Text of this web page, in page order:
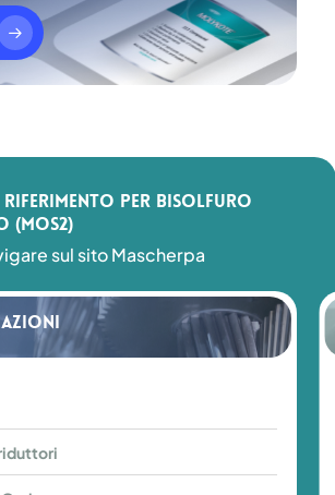
riferimento per Bisolfuro
(MoS2)
sul sito Mascherpa